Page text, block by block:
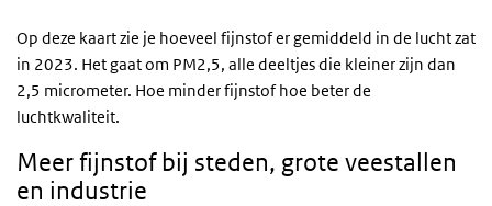
Op deze kaart zie je hoeveel fijnstof er gemiddeld in de lucht zat
in 2023. Het gaat om PM2,5, alle deeltjes die kleiner zijn dan
2,5 micrometer. Hoe minder fijnstof hoe beter de
luchtkwaliteit.
Meer fijnstof bij steden, grote veestallen
en industrie